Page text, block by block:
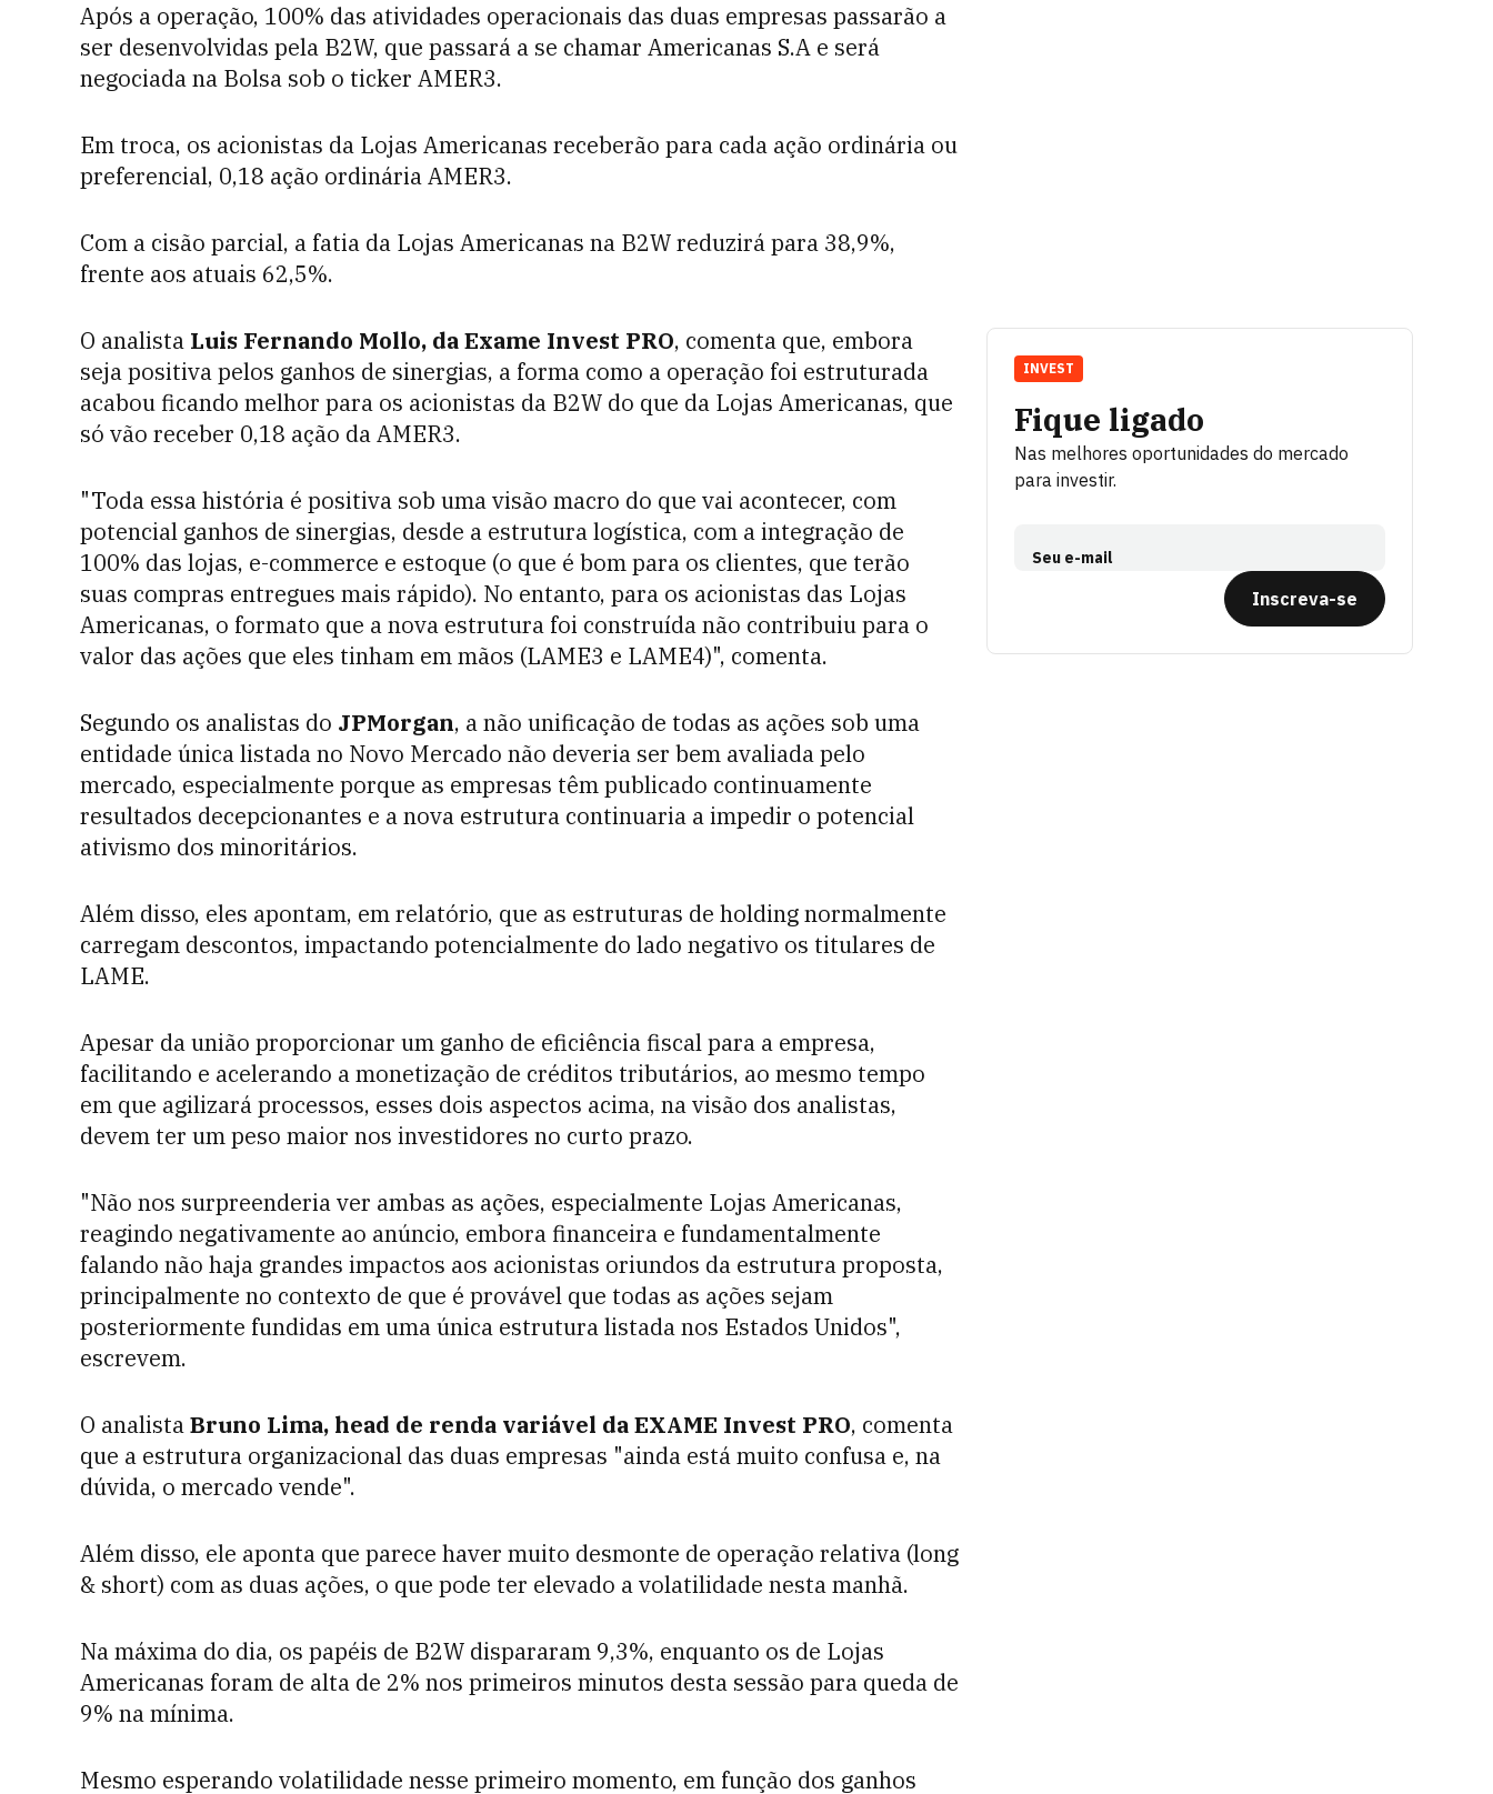
Após a operação, 100% das atividades operacionais das duas empresas passarão a
ser desenvolvidas pela B2W, que passará a se chamar Americanas S.A e será
negociada na Bolsa sob o ticker AMER3.
Em troca, os acionistas da Lojas Americanas receberão para cada ação ordinária ou
preferencial, 0,18 ação ordinária AMER3.
Com a cisão parcial, a fatia da Lojas Americanas na B2W reduzirá para 38,9%,
frente aos atuais 62,5%.
O analista Luis Fernando Mollo, da Exame Invest PRO, comenta que, embora
seja positiva pelos ganhos de sinergias, a forma como a operação foi estruturada
acabou ficando melhor para os acionistas da B2W do que da Lojas Americanas, que
só vão receber 0,18 ação da AMER3.
"Toda essa história é positiva sob uma visão macro do que vai acontecer, com
potencial ganhos de sinergias, desde a estrutura logística, com a integração de
100% das lojas, e-commerce e estoque (o que é bom para os clientes, que terão
suas compras entregues mais rápido). No entanto, para os acionistas das Lojas
Americanas, o formato que a nova estrutura foi construída não contribuiu para o
valor das ações que eles tinham em mãos (LAME3 e LAME4)", comenta.
Segundo os analistas do JPMorgan, a não unificação de todas as ações sob uma
entidade única listada no Novo Mercado não deveria ser bem avaliada pelo
mercado, especialmente porque as empresas têm publicado continuamente
resultados decepcionantes e a nova estrutura continuaria a impedir o potencial
ativismo dos minoritários.
Além disso, eles apontam, em relatório, que as estruturas de holding normalmente
carregam descontos, impactando potencialmente do lado negativo os titulares de
LAME.
Apesar da união proporcionar um ganho de eficiência fiscal para a empresa,
facilitando e acelerando a monetização de créditos tributários, ao mesmo tempo
em que agilizará processos, esses dois aspectos acima, na visão dos analistas,
devem ter um peso maior nos investidores no curto prazo.
"Não nos surpreenderia ver ambas as ações, especialmente Lojas Americanas,
reagindo negativamente ao anúncio, embora financeira e fundamentalmente
falando não haja grandes impactos aos acionistas oriundos da estrutura proposta,
principalmente no contexto de que é provável que todas as ações sejam
posteriormente fundidas em uma única estrutura listada nos Estados Unidos",
escrevem.
O analistaBruno Lima, head de renda variável da EXAME Invest PRO, comenta
que a estrutura organizacional das duas empresas "ainda está muito confusa e, na
dúvida, o mercado vende".
Além disso, ele aponta que parece haver muito desmonte de operação relativa (long
& short) com as duas ações, o que pode ter elevado a volatilidade nesta manhã.
Na máxima do dia, os papéis de B2W dispararam 9,3%, enquanto os de Lojas
Americanas foram de alta de 2% nos primeiros minutos desta sessão para queda de
9% na mínima.
Mesmo esperando volatilidade nesse primeiro momento, em função dos ganhos
Fique ligado
Nas melhores oportunidades do mercado
para investir.
Seu e-mail
Inscreva-se
INVEST